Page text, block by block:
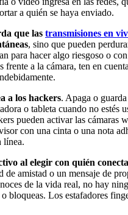
a quién se haya enviado.
que las transmisiones en
, sino que pueden
para hacer algo riesgoso o
frente a la cámara, ten en
a los hackers. Apaga o
o tableta cuando no estés
pueden activar las cámaras
con una cinta o una nota
línea.
al elegir con quién
de amistad o un mensaje de
de la vida real, no hay
bloqueas. Los estafadores